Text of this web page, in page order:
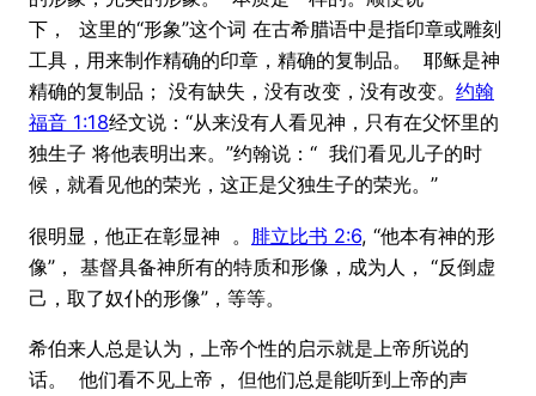
下， 这里的“形象”这个词 在古希腊语中是指印章或雕刻
工具，用来制作精确的印章，精确的复制品。 耶稣是神
精确的复制品； 没有缺失，没有改变，没有改变。 约翰
福音 1:18经文说：“从来没有人看见神，只有在父怀里的
独生子 将他表明出来。”约翰说：“ 我们看见儿子的时
候，就看见他的荣光，这正是父独生子的荣光。”
很明显，他正在彰显神 。 腓立比书 2:6, “他本有神的形
像”， 基督具备神所有的特质和形像，成为人， “反倒虚
己，取了奴仆的形像”，等等。
希伯来人总是认为，上帝个性的启示就是上帝所说的
话。 他们看不见上帝， 但他们总是能听到上帝的声